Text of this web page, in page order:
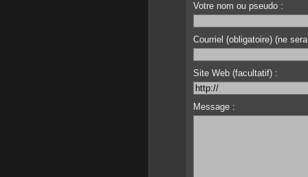
Votre nom ou pseudo :
Courriel (obligatoire) (ne
Site Web (facultatif) :
Message :